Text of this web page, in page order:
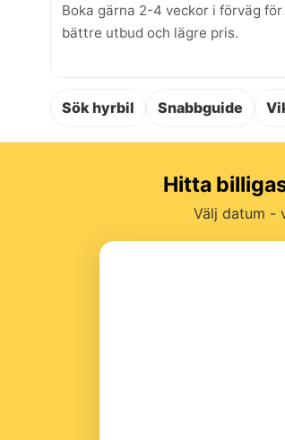
Boka gärna 2-4 veckor i förväg för
bättre utbud och lägre pris.
Sök hyrbil Snabbguide
Hitta
Välj datum -